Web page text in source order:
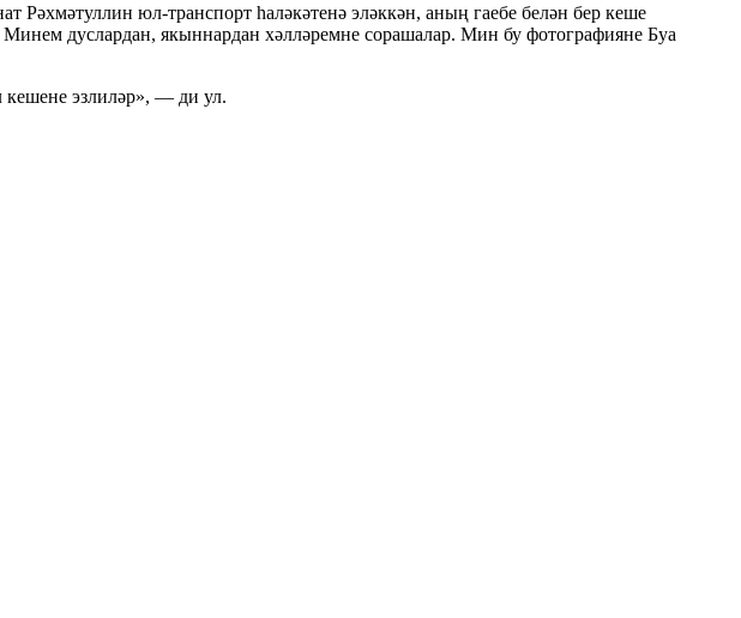
юл-транспорт һаләкәтенә эләккән, аның гаебе белән бер кеше
дуслардан, якыннардан хәлләремне сорашалар. Мин бу фотографияне Буа
кешене эзлиләр», — ди ул.